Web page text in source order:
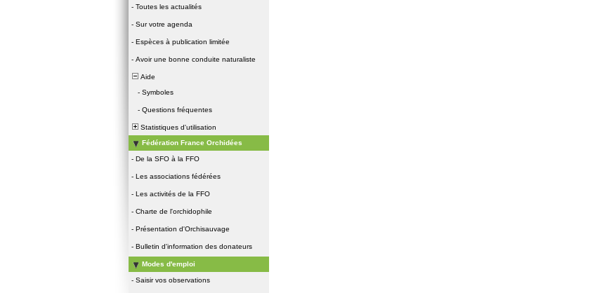
- Toutes les actualités
- Sur votre agenda
- Espèces à publication limitée
- Avoir une bonne conduite naturaliste
Aide
- Symboles
- Questions fréquentes
Statistiques d'utilisation
Fédération France Orchidées
- De la SFO à la FFO
- Les associations fédérées
- Les activités de la FFO
- Charte de l'orchidophile
- Présentation d'Orchisauvage
- Bulletin d'information des donateurs
Modes d'emploi
- Saisir vos observations